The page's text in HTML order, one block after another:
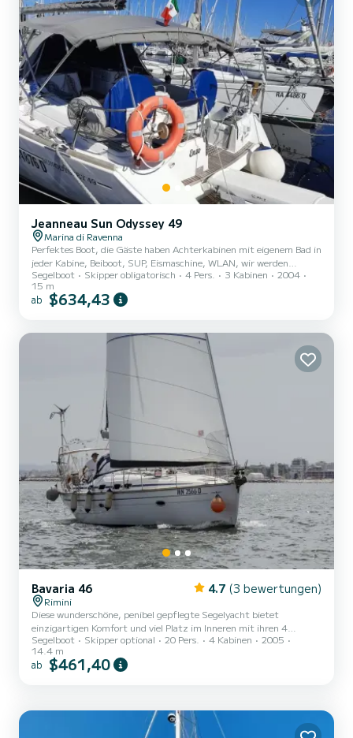
Jeanneau Sun Odyssey 49
Marina di Ravenna
Perfektes Boot, die Gäste haben Achterkabinen mit eigenem Bad in
jeder Kabine, Beiboot, SUP, Eismaschine, WLAN, wir werden
höchstens 6 Personen sein, ich, mein Partner und 4 Gäste, für
einen erholsamen und komfortablen Urlaub.
Segelboot Skipper obligatorisch 4 Pers. 3 Kabinen
2004
15 m
ab $634,43
Bavaria 46 4.7 (3 bewertungen)
Rimini
Diese wunderschöne, penibel gepflegte Segelyacht bietet
einzigartigen Komfort und viel Platz im Inneren mit ihren 4
Doppelkabinen und 2 Badezimmern. Zusätzlich zur Küche gibt es
einen Kühlschrank und einen weiteren Kühlschrank im Cockpit, die
voll funktionsfähige Küche ermöglicht es Ihnen, jedes Gericht
unserem wunderschönen Segelboot bestmöglich genießen können.
Segelboot Skipper optional 20 Pers. 4 Kabinen
2005
14.4 m
ab $461,40